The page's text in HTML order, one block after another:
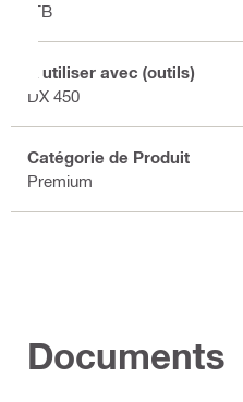
ITB
À utiliser avec (outils)
DX 450
Catégorie de Produit
Premium
Documents